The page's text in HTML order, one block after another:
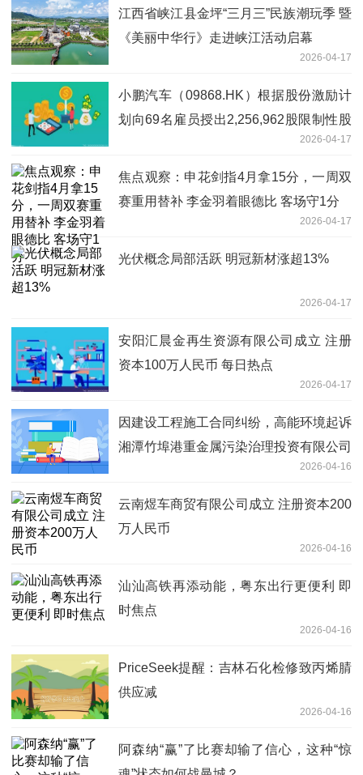
江西省峡江县金坪“三月三”民族潮玩季 暨
《美丽中华行》走进峡江活动启幕
2026-04-17
小鹏汽车（09868.HK）根据股份激励计
划向69名雇员授出2,256,962股限制性股
2026-04-17
焦点观察：申花剑指4月拿15分，一周双
赛重用替补 李金羽着眼德比 客场守1分
2026-04-17
光伏概念局部活跃 明冠新材涨超13%
2026-04-17
安阳汇晨金再生资源有限公司成立 注册
资本100万人民币 每日热点
2026-04-17
因建设工程施工合同纠纷，高能环境起诉
湘潭竹埠港重金属污染治理投资有限公司
2026-04-16
云南煜车商贸有限公司成立 注册资本200
万人民币
2026-04-16
汕汕高铁再添动能，粤东出行更便利 即
时焦点
2026-04-16
PriceSeek提醒：吉林石化检修致丙烯腈
供应减
2026-04-16
阿森纳“赢”了比赛却输了信心，这种“惊